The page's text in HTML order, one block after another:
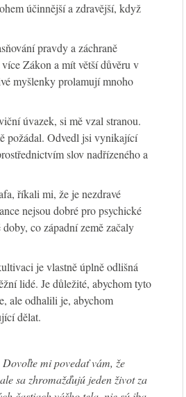
účinnější a zdravější, když
pravdy a záchraně
Zákon a mít větší důvěru v
myšlenky prolamují mnoho
úvazek, si mě vzal stranou.
požádal. Odvedl jsi vynikající
slov nadřízeného a
říkali mi, že je nezdravé
nejsou dobré pro psychické
co západní země začaly
je vlastně úplně odlišná
lidé. Je důležité, abychom tyto
ale odhalili je, abychom
dělat.
mi povedať vám, že
sa zhromažďujú jeden život za